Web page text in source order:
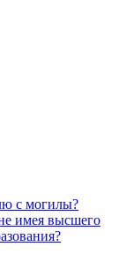
с могилы?
имея высшего